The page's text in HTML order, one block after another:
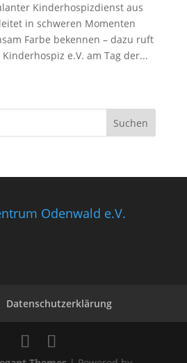
Kinderhospizdienst aus
in schweren Momenten
Farbe bekennen – dazu ruft
e.V. am Tag der...
Odenwald e.V.
Datenschutzerklärung